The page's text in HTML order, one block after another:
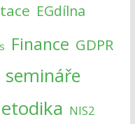
EGdílna
Finance GDPR
semináře
NIS2